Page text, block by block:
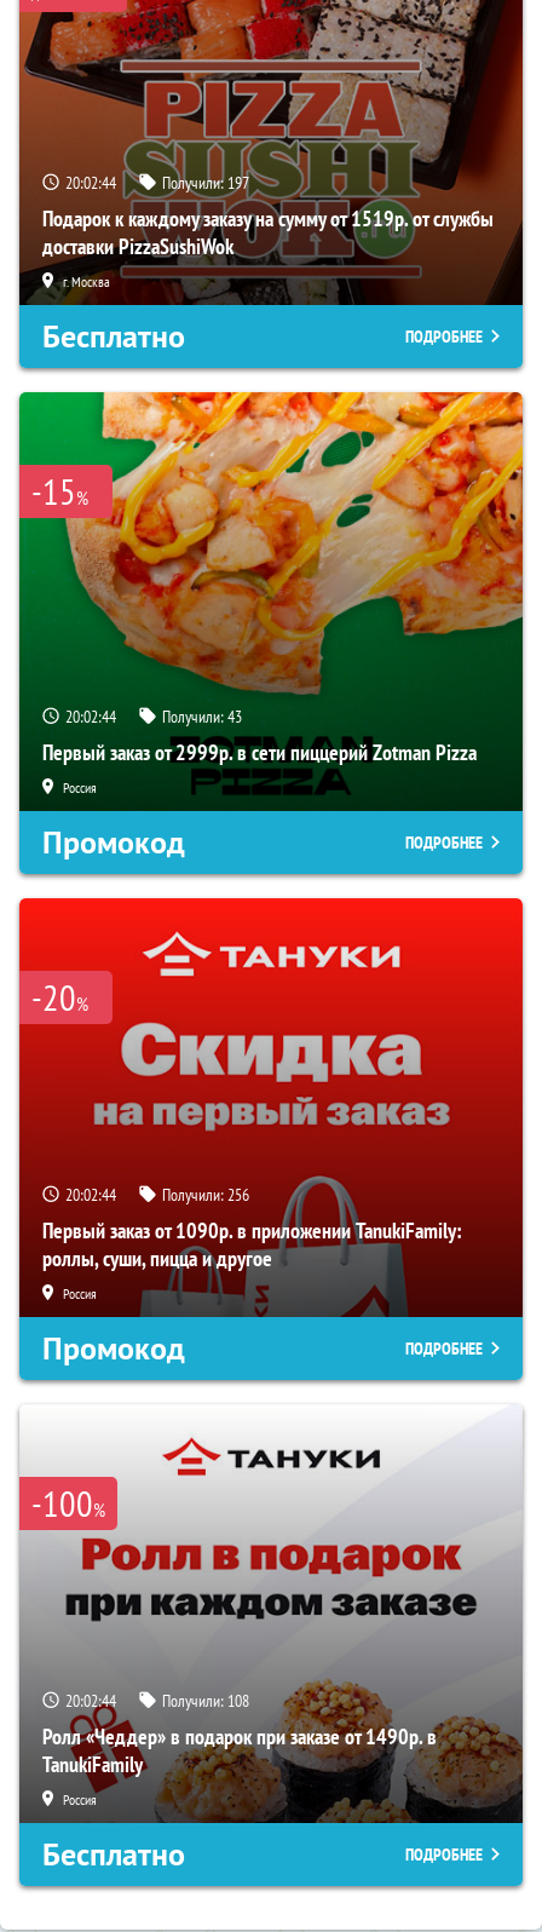
20:02:43 Получили:197
Подарок к каждому заказу на сумму от 1519р. от службы
доставки PizzaSushiWok
г. Москва
Бесплатно ПОДРОБНЕЕ
-15%
20:02:43 Получили:43
Первый заказ от 2999р. в сети пиццерий Zotman Pizza
Россия
Промокод ПОДРОБНЕЕ
-20%
20:02:43 Получили:256
Первый заказ от 1090р. в приложении TanukiFamily:
роллы, суши, пицца и другое
Россия
Промокод ПОДРОБНЕЕ
-100%
20:02:43 Получили: 108
Ролл «Чеддер» в подарок при заказе от 1490р. в
TanukiFamily
Россия
Бесплатно ПОДРОБНЕЕ